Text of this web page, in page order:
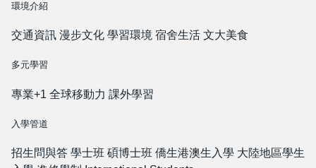
環境介紹
交通資訊 漫步文化 學習環境 宿舍生活 文大美食
多元學習
專業+1 全球移動力 課外學習
入學管道
招生問與答 學士班 碩博士班 僑生港澳生入學 大陸地區學生